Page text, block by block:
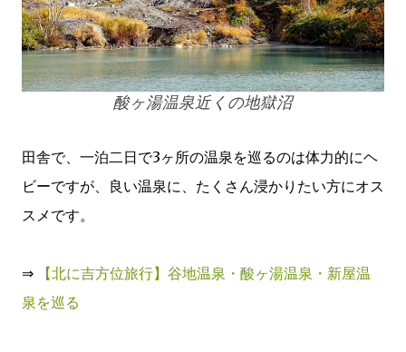
酸ヶ湯温泉近くの地獄沼
田舎で、一泊二日で3ヶ所の温泉を巡るのは体力的にヘ
ビーですが、良い温泉に、たくさん浸かりたい方にオス
スメです。
⇒
【北に吉方位旅行】谷地温泉・酸ヶ湯温泉・新屋温
泉を巡る